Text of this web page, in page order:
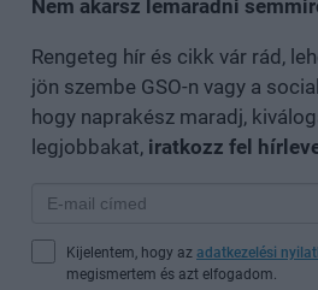
Nem akarsz lemaradni
Rengeteg hír és cikk vár rád,
jön szembe GSO-n vagy a
hogy naprakész maradj,
legjobbakat, iratkozz fel
Kijelentem, hogy az adatkezelési
megismertem és azt elfogadom.